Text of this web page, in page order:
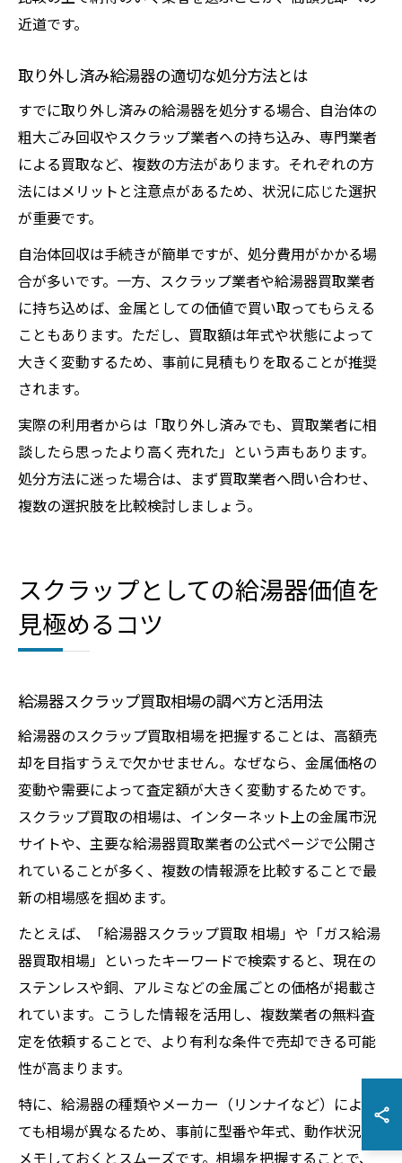
近道です。
取り外し済み給湯器の適切な処分方法とは
すでに取り外し済みの給湯器を処分する場合、自治体の
粗大ごみ回収やスクラップ業者への持ち込み、専門業者
による買取など、複数の方法があります。それぞれの方
法にはメリットと注意点があるため、状況に応じた選択
が重要です。
自治体回収は手続きが簡単ですが、処分費用がかかる場
合が多いです。一方、スクラップ業者や給湯器買取業者
に持ち込めば、金属としての価値で買い取ってもらえる
こともあります。ただし、買取額は年式や状態によって
大きく変動するため、事前に見積もりを取ることが推奨
されます。
実際の利用者からは「取り外し済みでも、買取業者に相
談したら思ったより高く売れた」という声もあります。
処分方法に迷った場合は、まず買取業者へ問い合わせ、
複数の選択肢を比較検討しましょう。
スクラップとしての給湯器価値を
見極めるコツ
給湯器スクラップ買取相場の調べ方と活用法
給湯器のスクラップ買取相場を把握することは、高額売
却を目指すうえで欠かせません。なぜなら、金属価格の
変動や需要によって査定額が大きく変動するためです。
スクラップ買取の相場は、インターネット上の金属市況
サイトや、主要な給湯器買取業者の公式ページで公開さ
れていることが多く、複数の情報源を比較することで最
新の相場感を掴めます。
たとえば、「給湯器スクラップ買取 相場」や「ガス給湯
器買取相場」といったキーワードで検索すると、現在の
ステンレスや銅、アルミなどの金属ごとの価格が掲載さ
れています。こうした情報を活用し、複数業者の無料査
定を依頼することで、より有利な条件で売却できる可能
性が高まります。
特に、給湯器の種類やメーカー（リンナイなど）によっ
ても相場が異なるため、事前に型番や年式、動作状況を
メモしておくとスムーズです。相場を把握することで、